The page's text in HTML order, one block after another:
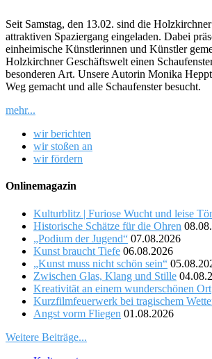
Seit Samstag, den 13.02. sind die
attraktiven Spaziergang eingeladen. Dabei
einheimische Künstlerinnen und Künstler
Holzkirchner Geschäftswelt einen
besonderen Art. Unsere Autorin Monika
Weg gemacht und alle Schaufenster besucht.
mehr...
wir berichten
wir stoßen an
wir fördern
Onlinemagazin
Kulturblitz | Furiose Wucht und leise
Historische Schätze für die Ohren
„Podium der Jugend“ 07.08.2026
Kunst braucht Tiefe 06.08.2026
„Kunst muss nicht schön sein“
Zwischen Glas, Klang und Stille
Kreativität an einem wunderschönen Ort
Kurzfilmfeuerwerk bei tragischem
Angst vorm Fliegen 01.08.2026
Weitere Beiträge...